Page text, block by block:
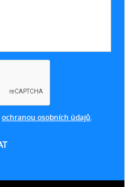
ochranou osobních údajů